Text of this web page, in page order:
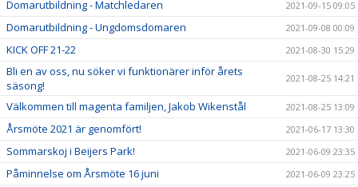
Domarutbildning - Matchledaren 2021-09-15 09:05
Domarutbildning - Ungdomsdomaren 2021-09-08 00:09
KICK OFF 21-22 2021-08-30 15:29
Bli en av oss, nu söker vi funktionärer inför årets
säsong!
2021-08-25 14:21
Välkommen till magenta familjen, Jakob Wikenstål 2021-08-25 13:09
Årsmöte 2021 är genomfört! 2021-06-17 13:30
Sommarskoj i Beijers Park! 2021-06-09 23:35
Påminnelse om Årsmöte 16 juni 2021-06-09 23:25